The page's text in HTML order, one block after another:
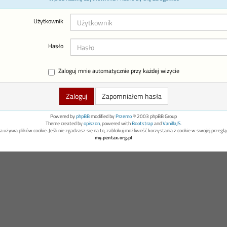
Użytkownik
Hasło
Zaloguj mnie automatycznie przy każdej wizycie
Zapomniałem hasła
Powered byphpBBmodified byPrzemo© 2003 phpBB Group
Theme created byopiszon, powered withBootstrapandVanillaJS.
używa plików cookie. Jeśli nie zgadzasz się na to, zablokuj możliwość korzystania z cookie w swojej
my.pentax.org.pl